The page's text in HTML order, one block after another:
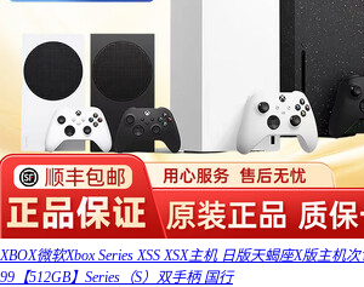
XBOX微软Xbox Series XSS XSX主机 日版天蝎座X版主机
99【512GB】Series（S）双手柄 国行